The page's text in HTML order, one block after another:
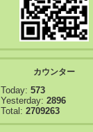
カウンター
Today: 573
Yesterday: 2896
Total: 2709263